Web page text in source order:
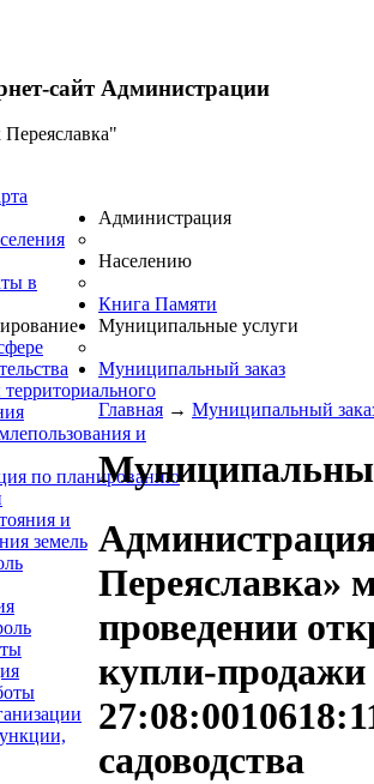
сайт Администрации
в
и
по планированию
и
земель
Администрация
Населению
Книга Памяти
Муниципальные услуги
Муниципальный заказ
Главная → Муниципальный
Администрация
Переяславка»
проведении
купли-продажи
садоводства